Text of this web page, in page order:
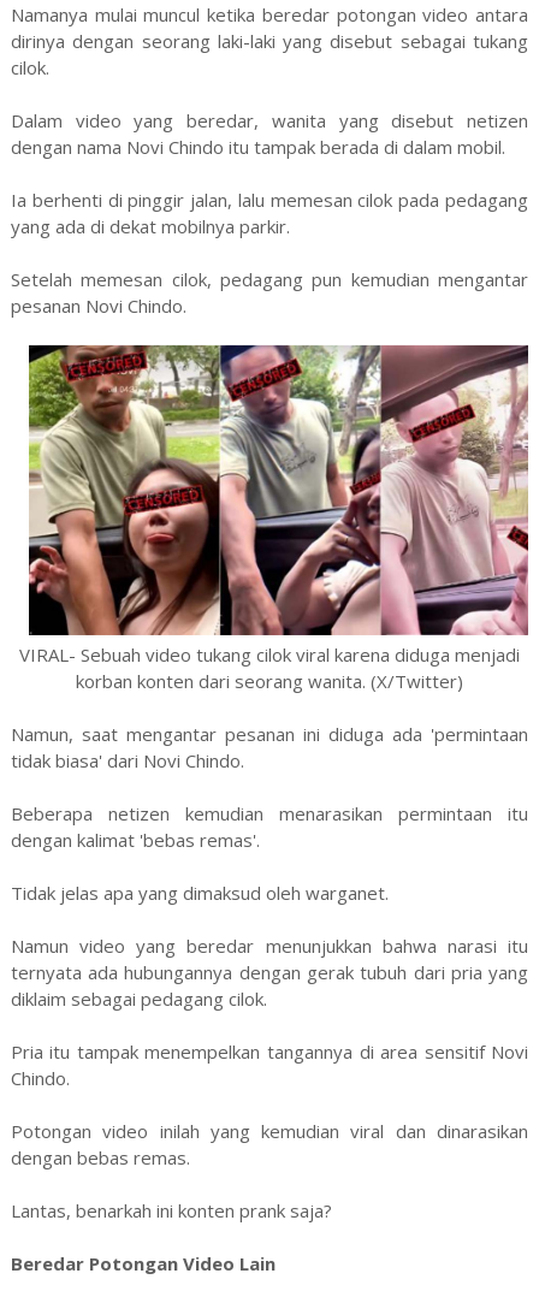
Namanya mulai muncul ketika beredar potongan video antara
dirinya dengan seorang laki-laki yang disebut sebagai tukang
cilok.
Dalam video yang beredar, wanita yang disebut netizen
dengan nama Novi Chindo itu tampak berada di dalam mobil.
Ia berhenti di pinggir jalan, lalu memesan cilok pada pedagang
yang ada di dekat mobilnya parkir.
Setelah memesan cilok, pedagang pun kemudian mengantar
pesanan Novi Chindo.
VIRAL- Sebuah video tukang cilok viral karena diduga menjadi
korban konten dari seorang wanita. (X/Twitter)
Namun, saat mengantar pesanan ini diduga ada 'permintaan
tidak biasa' dari Novi Chindo.
Beberapa netizen kemudian menarasikan permintaan itu
dengan kalimat 'bebas remas'.
Tidak jelas apa yang dimaksud oleh warganet.
Namun video yang beredar menunjukkan bahwa narasi itu
ternyata ada hubungannya dengan gerak tubuh dari pria yang
diklaim sebagai pedagang cilok.
Pria itu tampak menempelkan tangannya di area sensitif Novi
Chindo.
Potongan video inilah yang kemudian viral dan dinarasikan
dengan bebas remas.
Lantas, benarkah ini konten prank saja?
Beredar Potongan Video Lain